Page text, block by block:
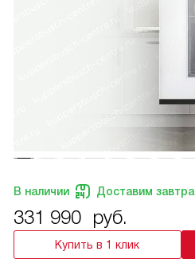
В наличии Доставим завтра
331 990 руб.
Купить в 1 клик